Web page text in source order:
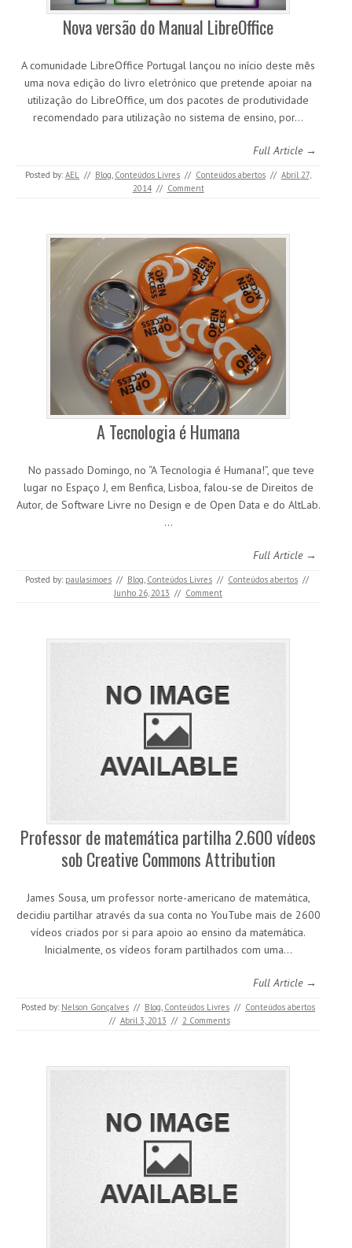
Nova versão do Manual LibreOffice
A comunidade LibreOffice Portugal lançou no início deste mês
uma nova edição do livro eletrónico que pretende apoiar na
utilização do LibreOffice, um dos pacotes de produtividade
recomendado para utilização no sistema de ensino, por…
Full Article →
Posted by: AEL // Blog, Conteúdos Livres // Conteúdos abertos // Abril 27,
2014 // Comment
A Tecnologia é Humana
No passado Domingo, no “A Tecnologia é Humana!”, que teve
lugar no Espaço J, em Benfica, Lisboa, falou-se de Direitos de
Autor, de Software Livre no Design e de Open Data e do AltLab.
…
Full Article →
Posted by: paulasimoes // Blog, Conteúdos Livres // Conteúdos abertos //
Junho 26, 2013 // Comment
Professor de matemática partilha 2.600 vídeos
sob Creative Commons Attribution
James Sousa, um professor norte-americano de matemática,
decidiu partilhar através da sua conta no YouTube mais de 2600
vídeos criados por si para apoio ao ensino da matemática.
Inicialmente, os vídeos foram partilhados com uma…
Full Article →
Posted by: Nelson Gonçalves // Blog, Conteúdos Livres // Conteúdos abertos
// Abril 3, 2013 // 2 Comments